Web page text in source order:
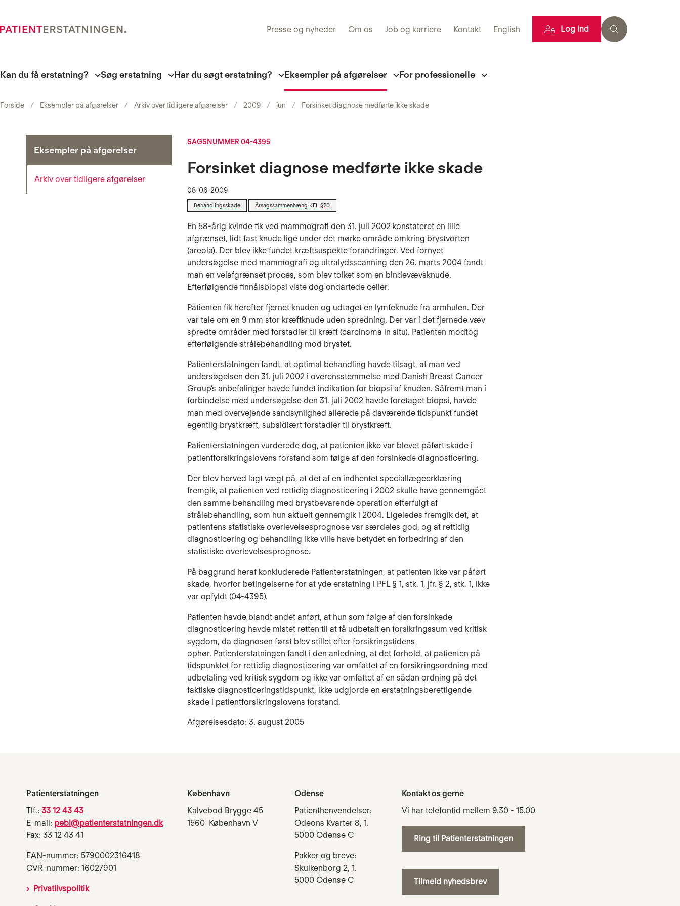
Presse og nyheder Om os Job og karriere Kontakt English Log ind
Kan du få erstatning? Søg erstatning Har du søgt erstatning? Eksempler på afgørelser For professionelle
Forside Eksempler på afgørelser Arkiv over tidligere afgørelser 2009 jun Forsinket diagnose medførte ikke skade
Eksempler på afgørelser
Arkiv over tidligere afgørelser
SAGSNUMMER 04-4395
Forsinket diagnose medførte ikke skade
08-06-2009
Behandlingsskade Årsagssammenhæng KEL §20
En 58-årig kvinde fik ved mammografi den 31. juli 2002 konstateret en lille
afgrænset, lidt fast knude lige under det mørke område omkring brystvorten
(areola). Der blev ikke fundet kræftsuspekte forandringer. Ved fornyet
undersøgelse med mammografi og ultralydsscanning den 26. marts 2004 fandt
man en velafgrænset proces, som blev tolket som en bindevævsknude.
Efterfølgende finnålsbiopsi viste dog ondartede celler.
Patienten fik herefter fjernet knuden og udtaget en lymfeknude fra armhulen. Der
var tale om en 9 mm stor kræftknude uden spredning. Der var i det fjernede væv
spredte områder med forstadier til kræft (carcinoma in situ). Patienten modtog
efterfølgende strålebehandling mod brystet.
Patienterstatningen fandt, at optimal behandling havde tilsagt, at man ved
undersøgelsen den 31. juli 2002 i overensstemmelse med Danish Breast Cancer
Group’s anbefalinger havde fundet indikation for biopsi af knuden. Såfremt man i
forbindelse med undersøgelse den 31. juli 2002 havde foretaget biopsi, havde
man med overvejende sandsynlighed allerede på daværende tidspunkt fundet
egentlig brystkræft, subsidiært forstadier til brystkræft.
Patienterstatningen vurderede dog, at patienten ikke var blevet påført skade i
patientforsikringslovens forstand som følge af den forsinkede diagnosticering.
Der blev herved lagt vægt på, at det af en indhentet speciallægeerklæring
fremgik, at patienten ved rettidig diagnosticering i 2002 skulle have gennemgået
den samme behandling med brystbevarende operation efterfulgt af
strålebehandling, som hun aktuelt gennemgik i 2004. Ligeledes fremgik det, at
patientens statistiske overlevelsesprognose var særdeles god, og at rettidig
diagnosticering og behandling ikke ville have betydet en forbedring af den
statistiske overlevelsesprognose.
På baggrund heraf konkluderede Patienterstatningen, at patienten ikke var påført
skade, hvorfor betingelserne for at yde erstatning i PFL § 1, stk. 1, jfr. § 2, stk. 1, ikke
var opfyldt (04-4395).
Patienten havde blandt andet anført, at hun som følge af den forsinkede
diagnosticering havde mistet retten til at få udbetalt en forsikringssum ved kritisk
sygdom, da diagnosen først blev stillet efter forsikringstidens
ophør. Patienterstatningen fandt i den anledning, at det forhold, at patienten på
tidspunktet for rettidig diagnosticering var omfattet af en forsikringsordning med
udbetaling ved kritisk sygdom og ikke var omfattet af en sådan ordning på det
faktiske diagnosticeringstidspunkt, ikke udgjorde en erstatningsberettigende
skade i patientforsikringslovens forstand.
Afgørelsesdato: 3. august 2005
Patienterstatningen
Tlf.: 33 12 43 43
E-mail: pebl@patienterstatningen.dk
Fax: 33 12 43 41
EAN-nummer: 5790002316418
CVR-nummer: 16027901
Privatlivspolitik
København
Kalvebod Brygge 45
1560 København V
Odense
Patienthenvendelser:
Odeons Kvarter 8, 1.
5000 Odense C
Pakker og breve:
Skulkenborg 2, 1.
5000 Odense C
Kontakt os gerne
Vi har telefontid mellem 9.30 - 15.00
Ring til Patienterstatningen
Tilmeld nyhedsbrev